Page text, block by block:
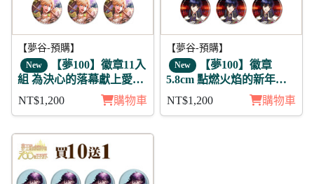
【夢谷-預購】
New 【夢100】徽章11入
組 為決心的落幕獻上愛之
NT$1,200 購物車
【夢谷-預購】
New 【夢100】徽章
5.8cm 點燃火焰的新年參
NT$1,200 購物車